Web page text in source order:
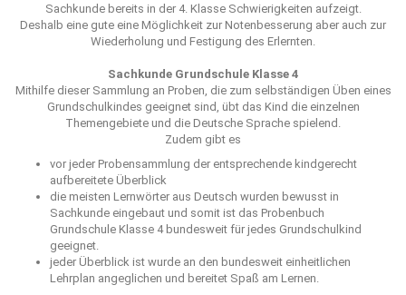
Sachkunde bereits in der 4. Klasse Schwierigkeiten aufzeigt.
Deshalb eine gute eine Möglichkeit zur Notenbesserung aber auch zur
Wiederholung und Festigung des Erlernten.
Sachkunde Grundschule Klasse 4
Mithilfe dieser Sammlung an Proben, die zum selbständigen Üben eines
Grundschulkindes geeignet sind, übt das Kind die einzelnen
Themengebiete und die Deutsche Sprache spielend.
Zudem gibt es
vor jeder Probensammlung der entsprechende kindgerecht
aufbereitete Überblick
die meisten Lernwörter aus Deutsch wurden bewusst in
Sachkunde eingebaut und somit ist das Probenbuch
Grundschule Klasse 4 bundesweit für jedes Grundschulkind
geeignet.
jeder Überblick ist wurde an den bundesweit einheitlichen
Lehrplan angeglichen und bereitet Spaß am Lernen.